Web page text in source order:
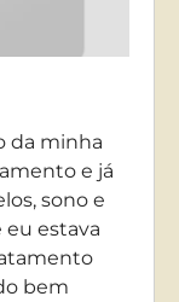
da minha
e já
sono e
estava
bem